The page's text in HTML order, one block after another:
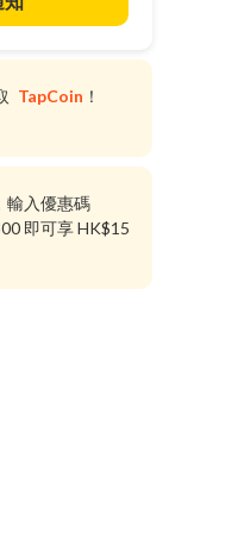
TapCoin ！
輸入優惠碼
即可享 HK$15